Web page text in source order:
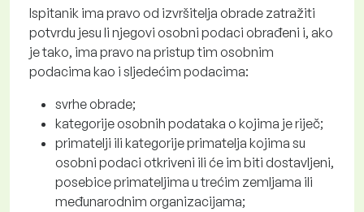
Ispitanik ima pravo od izvršitelja obrade zatražiti
potvrdu jesu li njegovi osobni podaci obrađeni i, ako
je tako, ima pravo na pristup tim osobnim
podacima kao i sljedećim podacima:
svrhe obrade;
kategorije osobnih podataka o kojima je riječ;
primatelji ili kategorije primatelja kojima su
osobni podaci otkriveni ili će im biti dostavljeni,
posebice primateljima u trećim zemljama ili
međunarodnim organizacijama;